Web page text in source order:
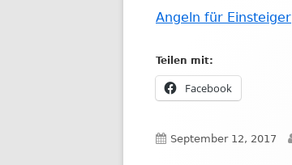
Angeln für Einsteiger
Teilen mit:
Facebook
neuem
öffnen
Veröffentlicht
September 12, 2017